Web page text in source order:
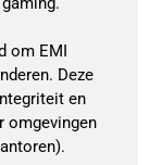
om EMI
Deze
en
omgevingen